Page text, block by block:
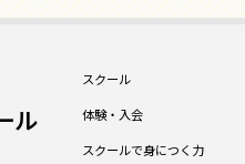
ル
スクール
体験・入会
スクールで身につく力